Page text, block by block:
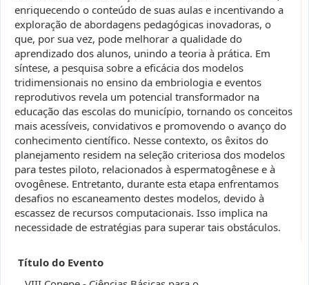
enriquecendo o conteúdo de suas aulas e incentivando a
exploração de abordagens pedagógicas inovadoras, o
que, por sua vez, pode melhorar a qualidade do
aprendizado dos alunos, unindo a teoria à prática. Em
síntese, a pesquisa sobre a eficácia dos modelos
tridimensionais no ensino da embriologia e eventos
reprodutivos revela um potencial transformador na
educação das escolas do município, tornando os conceitos
mais acessíveis, convidativos e promovendo o avanço do
conhecimento científico. Nesse contexto, os êxitos do
planejamento residem na seleção criteriosa dos modelos
para testes piloto, relacionados à espermatogênese e à
ovogênese. Entretanto, durante esta etapa enfrentamos
desafios no escaneamento destes modelos, devido à
escassez de recursos computacionais. Isso implica na
necessidade de estratégias para superar tais obstáculos.
Título do Evento